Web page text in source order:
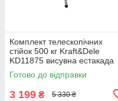
Комплект телескопічних
стійок 500 кг Kraft&Dele
KD11875 висувна естакада
Готово до відправки
3 199 ₴ 5 330 ₴